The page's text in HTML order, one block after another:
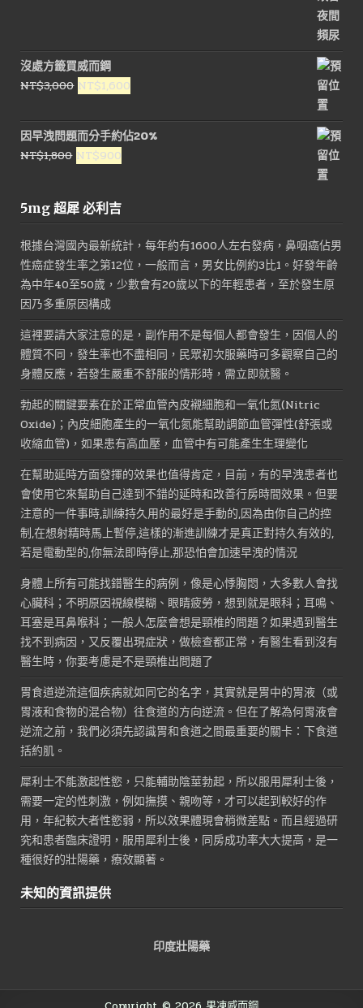
沒處方籤買威而鋼
NT$3,000 原
價
格：
NT$3,000。
NT$1,600
價
格：
因早洩問題而分手約佔20%
NT$1,800 原
格：
NT$900
5mg 超犀 必利吉
根據台灣國內最新統計，每年約有1600人左右發病，鼻咽癌佔男
性癌症發生率之第12位，一般而言，男女比例約3比1。好發年齡
為中年40至50歲，少數會有20歲以下的年輕患者，至於發生原
因乃多重原因構成
這裡要請大家注意的是，副作用不是每個人都會發生，因個人的
體質不同，發生率也不盡相同，民眾初次服藥時可多觀察自己的
身體反應，若發生嚴重不舒服的情形時，需立即就醫。
勃起的關鍵要素在於正常血管內皮襯細胞和一氧化氮(Nitric
Oxide)；內皮細胞產生的一氧化氮能幫助調節血管彈性(舒張或
收縮血管)，如果患有高血壓，血管中有可能產生生理變化
在幫助延時方面發揮的效果也值得肯定，目前，有的早洩患者也
會使用它來幫助自己達到不錯的延時和改善行房時間效果。但要
注意的一件事時,訓練持久用的最好是手動的,因為由你自己的控
制,在想射精時馬上暫停,這樣的漸進訓練才是真正對持久有效的,
若是電動型的,你無法即時停止,那恐怕會加速早洩的情況
身體上所有可能找錯醫生的病例，像是心悸胸悶，大多數人會找
心臟科；不明原因視線模糊、眼睛疲勞，想到就是眼科；耳鳴、
耳塞是耳鼻喉科；一般人怎麼會想是頸椎的問題？如果遇到醫生
找不到病因，又反覆出現症狀，做檢查都正常，有醫生看到沒有
醫生時，你要考慮是不是頸椎出問題了
胃食道逆流這個疾病就如同它的名字，其實就是胃中的胃液（或
胃液和食物的混合物）往食道的方向逆流。但在了解為何胃液會
逆流之前，我們必須先認識胃和食道之間最重要的關卡：下食道
括約肌。
犀利士不能激起性慾，只能輔助陰莖勃起，所以服用犀利士後，
需要一定的性刺激，例如撫摸、親吻等，才可以起到較好的作
用，年紀較大者性慾弱，所以效果體現會稍微差點。而且經過研
究和患者臨床證明，服用犀利士後，同房成功率大大提高，是一
種很好的壯陽藥，療效顯著。
未知的資訊提供
印度壯陽藥